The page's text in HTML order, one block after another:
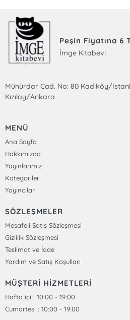
Peşin Fiyatına 6
İmge Kitabevi
Mühürdar Cad. No: 80 Kadıköy/
Kızılay/Ankara
MENÜ
Ana Sayfa
Hakkımızda
Yayınlarımız
Kategoriler
Yayıncılar
SÖZLEŞMELER
Mesafeli Satış Sözleşmesi
Gizlilik Sözleşmesi
Teslimat ve İade
Yardım ve Satış Koşulları
MÜŞTERİ HİZMETLERİ
Hafta içi : 10:00 - 19:00
Cumartesi : 10:00 - 19:00